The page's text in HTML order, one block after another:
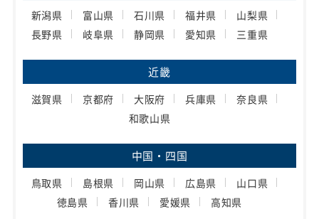
新潟県 富山県 石川県 福井県
山梨県
長野県
岐阜県 静岡県 愛知県 三重県
近畿
滋賀県 京都府 大阪府 兵庫県
奈良県
和歌山県
中国・四国
鳥取県 島根県 岡山県 広島県
山口県
徳島県
香川県 愛媛県 高知県